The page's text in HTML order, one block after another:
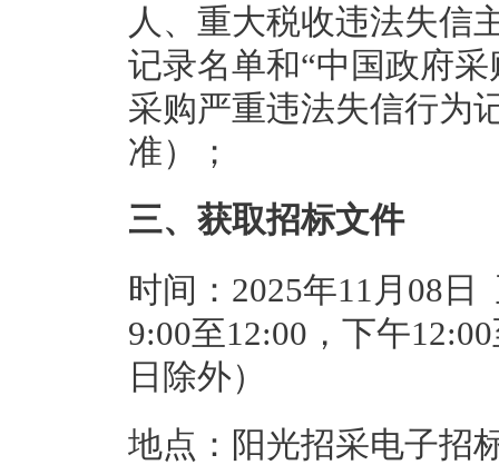
人、重大税收违法失信
记录名单和“中国政府采
采购严重违法失信行为
准）；
三、获取招标文件
时间：2025年11月08
9:00至12:00，下午
日除外）
地点：阳光招采电子招